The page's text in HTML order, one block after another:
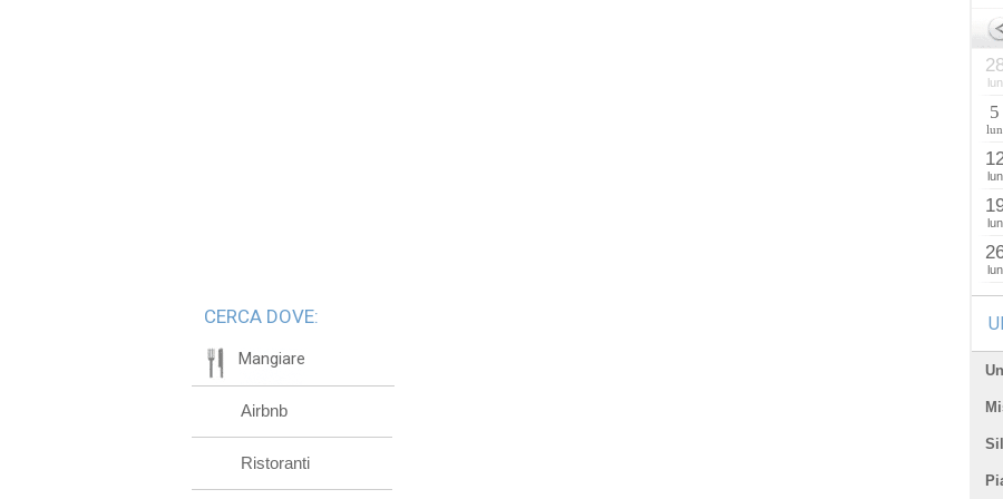
CERCA DOVE:
Mangiare
Airbnb
Ristoranti
lun
5
lun
lun
lun
lun